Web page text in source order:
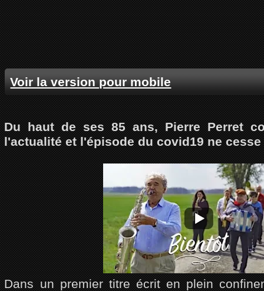
Voir la version pour mobile
Du haut de ses 85 ans, Pierre Perret
l'actualité et l'épisode du covid19 ne
Dans un premier titre écrit en plein